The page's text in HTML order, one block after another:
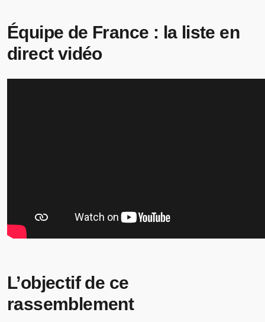
Équipe de France : la liste en
direct vidéo
L’objectif de ce
rassemblement